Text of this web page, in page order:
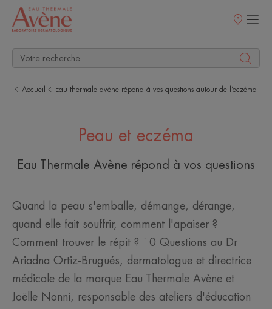
Points
Accueil Eau thermale avène répond à vos questions autour de l’eczéma
Peau et eczéma
Eau Thermale Avène répond à vos questions
Quand la peau s'emballe, démange, dérange,
quand elle fait souffrir, comment l'apaiser ?
Comment trouver le répit ? 10 Questions au Dr
Ariadna Ortiz-Brugués, dermatologue et directrice
médicale de la marque Eau Thermale Avène et
Joëlle Nonni, responsable des ateliers d'éducation